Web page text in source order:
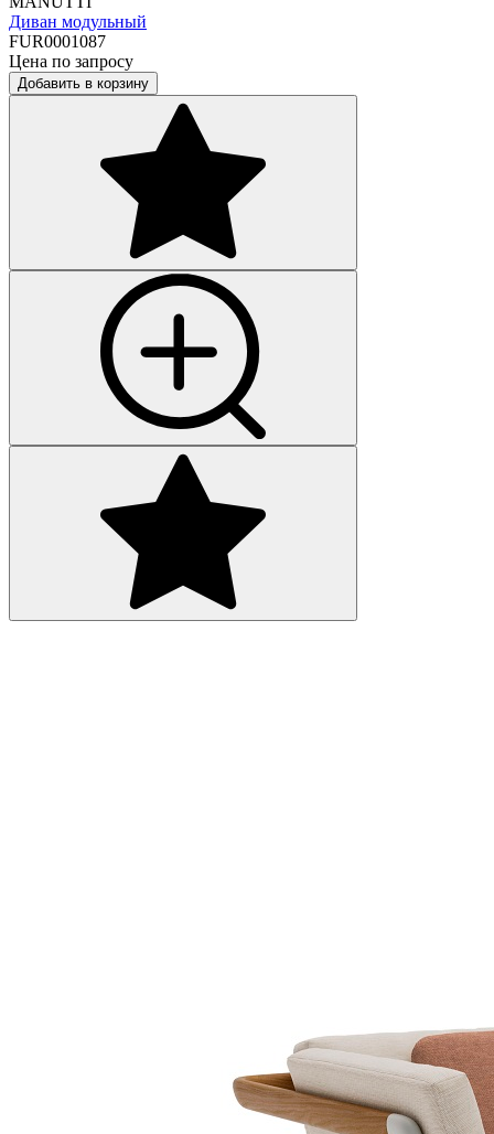
Диван модульный
FUR0001087
Цена по запросу
Добавить в корзину